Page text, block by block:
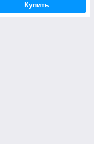
Купить